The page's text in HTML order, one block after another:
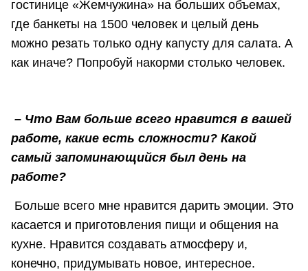
гостинице «Жемчужина» на больших объемах,
где банкеты на 1500 человек и целый день
можно резать только одну капусту для салата. А
как иначе? Попробуй накорми столько человек.
– Что Вам больше всего нравится в вашей
работе, какие есть сложности? Какой
самый запоминающийся был день на
работе?
Больше всего мне нравится дарить эмоции. Это
касается и приготовления пищи и общения на
кухне. Нравится создавать атмосферу и,
конечно, придумывать новое, интересное.